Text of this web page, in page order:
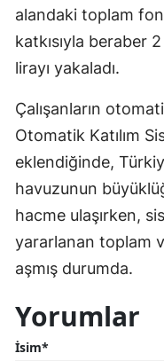
alandaki toplam
katkısıyla beraber
lirayı yakaladı.
Çalışanların
Otomatik Katılım
eklendiğinde,
havuzunun
hacme ulaşırken,
yararlanan toplam
aşmış durumda.
Yorumlar
İsim*